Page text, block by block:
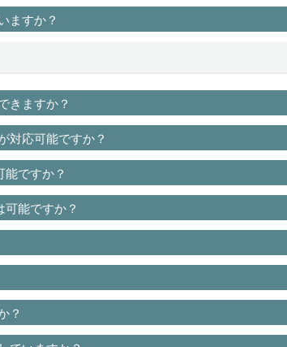
ますか？
きますか？
対応可能ですか？
能ですか？
能ですか？
？